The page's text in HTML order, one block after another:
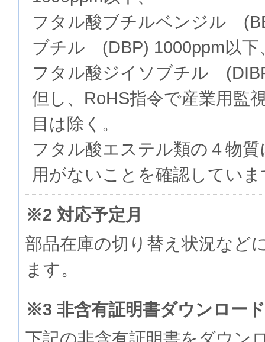
フタル酸ブチルベンジル
ブチル (DBP) 1000ppm以下
フタル酸ジイソブチル
但し、RoHS指令で産業用監
目は除く。
フタル酸エステル類の４物
用がないことを確認してい
※2 対応予定月
部品在庫の切り替え状況など
ます。
※3 非含有証明書ダウンロード